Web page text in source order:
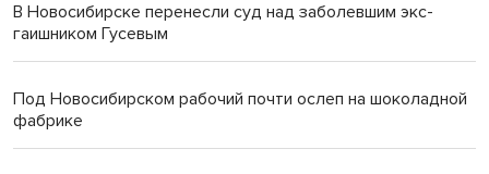
В Новосибирске перенесли суд над заболевшим экс-
гаишником Гусевым
Под Новосибирском рабочий почти ослеп на шоколадной
фабрике